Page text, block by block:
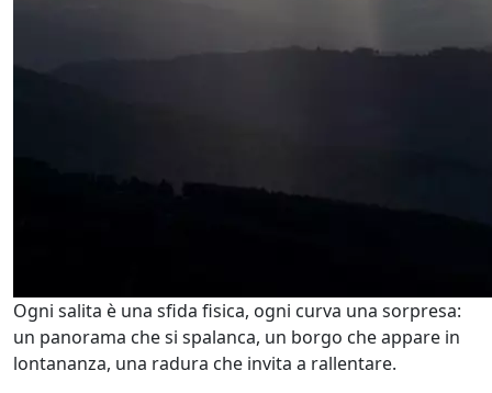
Ogni salita è una sfida fisica, ogni curva una sorpresa:
un panorama che si spalanca, un borgo che appare in
lontananza, una radura che invita a rallentare.